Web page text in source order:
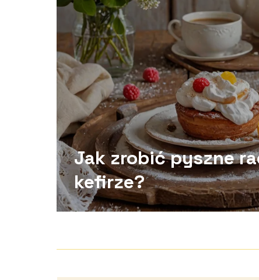
Jak zrobić pyszne
kefirze?